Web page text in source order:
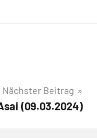
Nächster Beitrag
(09.03.2024)